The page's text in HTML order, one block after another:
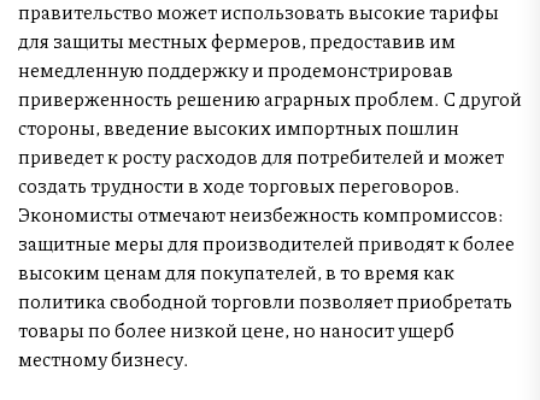
правительство может использовать высокие тарифы
для защиты местных фермеров, предоставив им
немедленную поддержку и продемонстрировав
приверженность решению аграрных проблем. С другой
стороны, введение высоких импортных пошлин
приведет к росту расходов для потребителей и может
создать трудности в ходе торговых переговоров.
Экономисты отмечают неизбежность компромиссов:
защитные меры для производителей приводят к более
высоким ценам для покупателей, в то время как
политика свободной торговли позволяет приобретать
товары по более низкой цене, но наносит ущерб
местному бизнесу.